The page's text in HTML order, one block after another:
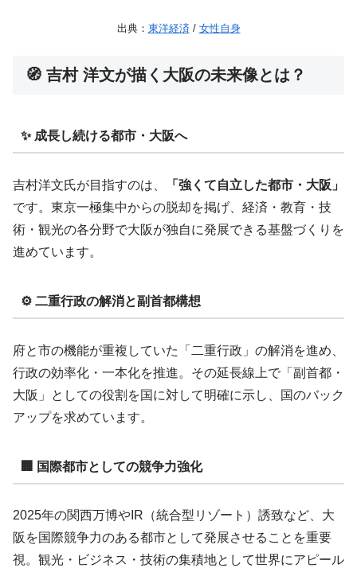
出典： 東洋経済 / 女性自身
🧭 吉村 洋文が描く大阪の未来像とは？
✨ 成長し続ける都市・大阪へ
吉村洋文氏が目指すのは、
「強くて自立した都市・大阪」
です。東京一極集中からの脱却を掲げ、経済・教育・技
術・観光の各分野で大阪が独自に発展できる基盤づくりを
進めています。
⚙️ 二重行政の解消と副首都構想
府と市の機能が重複していた「二重行政」の解消を進め、
行政の効率化・一本化を推進。その延長線上で「副首都・
大阪」としての役割を国に対して明確に示し、国のバック
アップを求めています。
🏢 国際都市としての競争力強化
2025年の関西万博やIR（統合型リゾート）誘致など、大
阪を国際競争力のある都市として発展させることを重要
視。観光・ビジネス・技術の集積地として世界にアピール